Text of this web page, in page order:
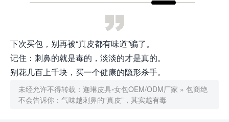
下次买包，别再被“真皮都有味道”骗了。
记住：刺鼻的就是毒的，淡淡的才是真的。
别花几百上千块，买一个健康的隐形杀手。
未经允许不得转载： 迦琳皮具-女包OEM/ODM厂家 » 包商绝
不会告诉你：气味越刺鼻的“真皮”，其实越有毒